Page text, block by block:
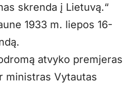
skrenda į Lietuvą.“
1933 m. liepos 16-
atvyko premjeras
ministras Vytautas